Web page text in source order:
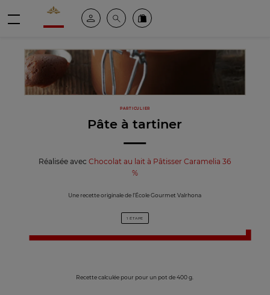
Valrhona - Imaginons le meilleur du chocolat
Espace clientRechercheCommandez en ligne
PARTICULIER
Pâte à tartiner
Réalisée avecChocolat au lait à Pâtisser Caramelia 36
%
Une recette originale de l’École Gourmet Valrhona
1 ÉTAPE
Recette calculée pour pour un pot de 400 g.